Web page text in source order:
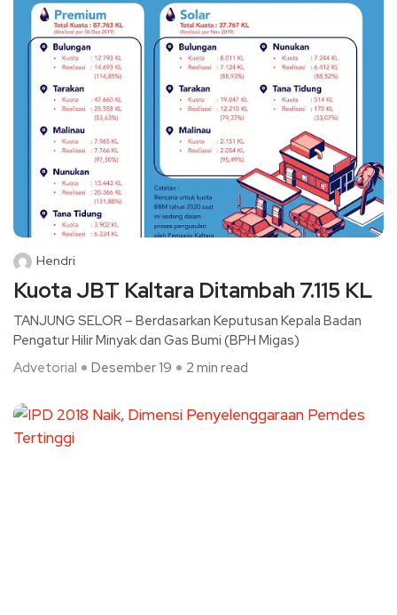
Hendri
Kuota JBT Kaltara Ditambah 7.115 KL
TANJUNG SELOR – Berdasarkan Keputusan Kepala Badan
Pengatur Hilir Minyak dan Gas Bumi (BPH Migas)
Advetorial
Desember 19 2 min read